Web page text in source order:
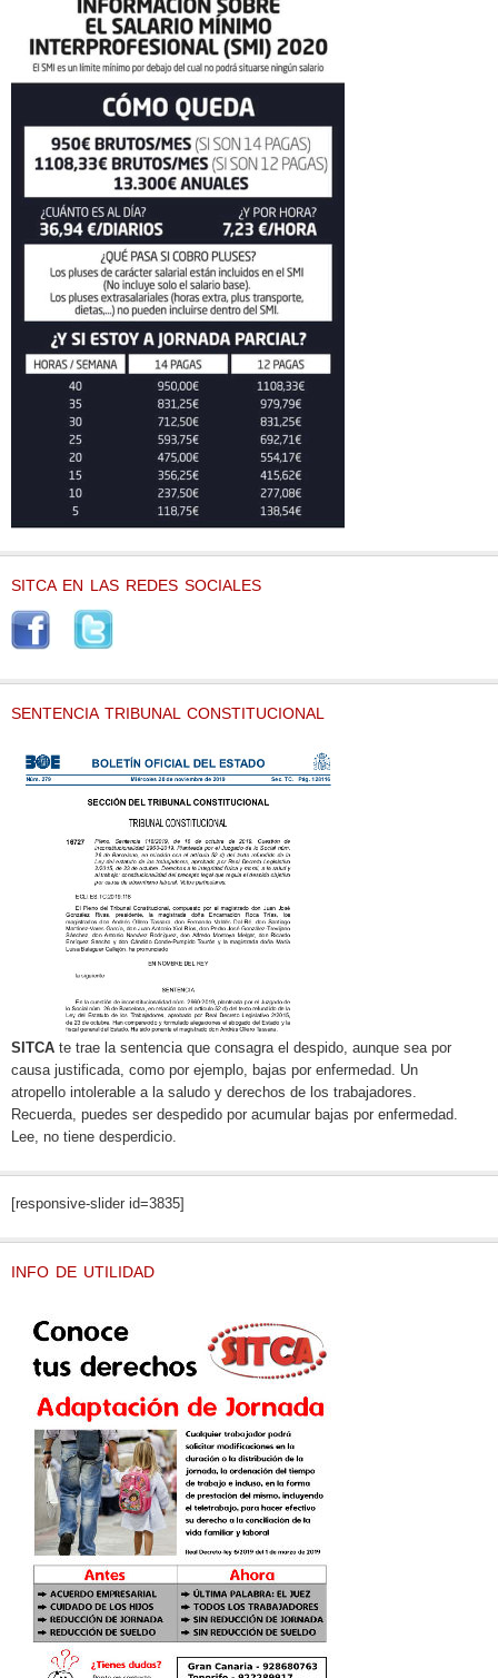
SITCA EN LAS REDES SOCIALES
SENTENCIA TRIBUNAL CONSTITUCIONAL
SITCA te trae la sentencia que consagra el despido, aunque sea por
causa justificada, como por ejemplo, bajas por enfermedad. Un
atropello intolerable a la saludo y derechos de los trabajadores.
Recuerda, puedes ser despedido por acumular bajas por enfermedad.
Lee, no tiene desperdicio.
[responsive-slider id=3835]
INFO DE UTILIDAD